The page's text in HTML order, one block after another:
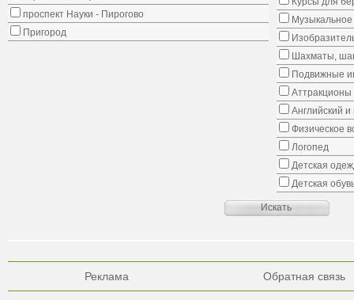
проспект Науки - Пирогово
Пригород
Шахматы,
Подвижные
Аттракционы
Английский
Физическое
Логопед
Детская
Детская
Реклама Обратная связь